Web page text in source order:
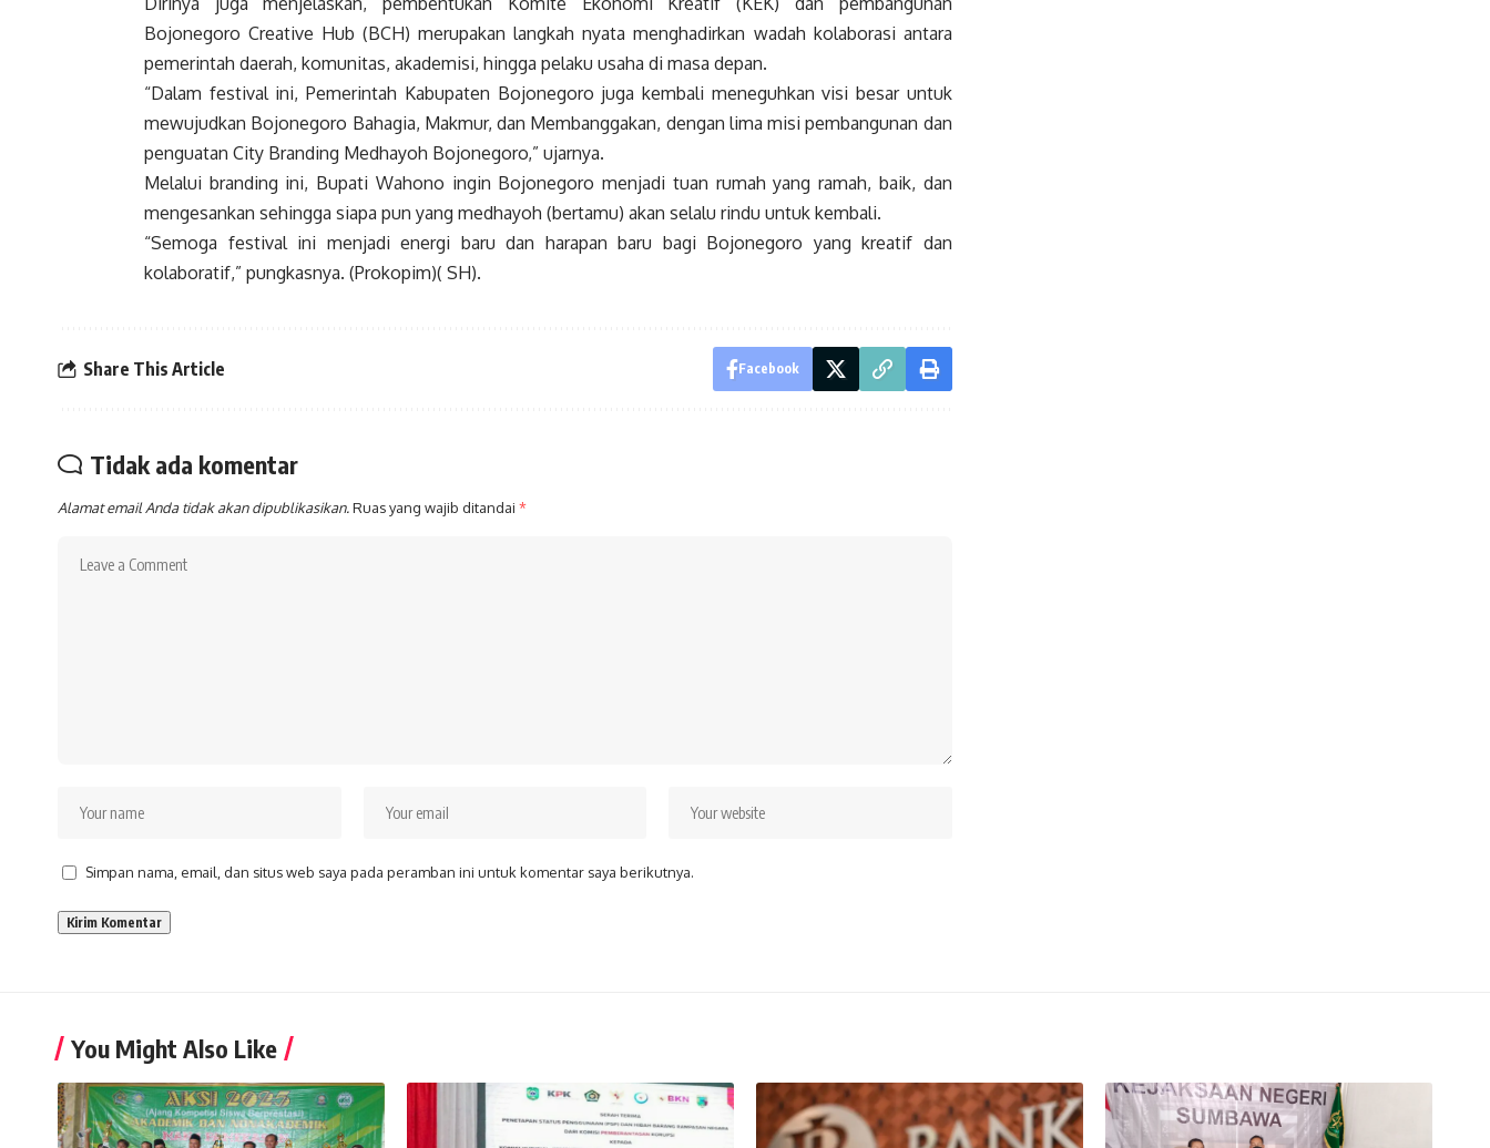
Bojonegoro Creative Hub (BCH) merupakan langkah nyata menghadirkan wadah kolaborasi antara
pemerintah daerah, komunitas, akademisi, hingga pelaku usaha di masa depan.
“Dalam festival ini, Pemerintah Kabupaten Bojonegoro juga kembali meneguhkan visi besar untuk
mewujudkan Bojonegoro Bahagia, Makmur, dan Membanggakan, dengan lima misi pembangunan dan
penguatan City Branding Medhayoh Bojonegoro,” ujarnya.
Melalui branding ini, Bupati Wahono ingin Bojonegoro menjadi tuan rumah yang ramah, baik, dan
mengesankan sehingga siapa pun yang medhayoh (bertamu) akan selalu rindu untuk kembali.
“Semoga festival ini menjadi energi baru dan harapan baru bagi Bojonegoro yang kreatif dan
kolaboratif,” pungkasnya. (Prokopim)( SH).
Share This Article Facebook
Tidak ada komentar
Alamat email Anda tidak akan dipublikasikan.Ruas yang wajib ditandai *
Simpan nama, email, dan situs web saya pada peramban ini untuk komentar saya berikutnya.
You Might Also Like